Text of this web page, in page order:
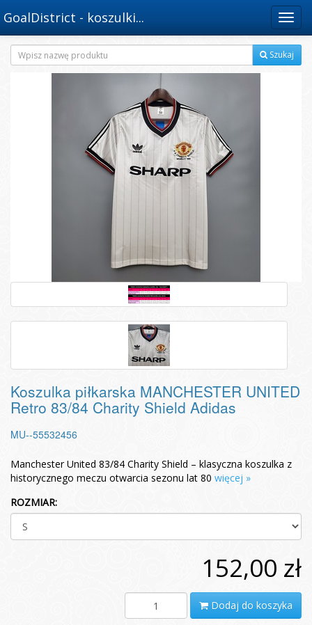
Menu
GoalDistrict - koszulki...
Szukaj
Koszulka piłkarska MANCHESTER UNITED
Retro 83/84 Charity Shield Adidas
MU--55532456
Manchester United 83/84 Charity Shield – klasyczna koszulka z
historycznego meczu otwarcia sezonu lat 80 więcej »
ROZMIAR:
152,00 zł
Dodaj do koszyka